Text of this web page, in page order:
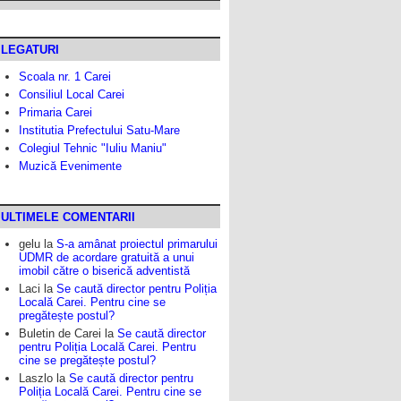
LEGATURI
Scoala nr. 1 Carei
Consiliul Local Carei
Primaria Carei
Institutia Prefectului Satu-Mare
Colegiul Tehnic "Iuliu Maniu"
Muzică Evenimente
ULTIMELE COMENTARII
gelu la S-a amânat proiectul primarului
UDMR de acordare gratuită a unui
imobil către o biserică adventistă
Laci la Se caută director pentru Poliția
Locală Carei. Pentru cine se
pregătește postul?
Buletin de Carei la Se caută director
pentru Poliția Locală Carei. Pentru
cine se pregătește postul?
Laszlo la Se caută director pentru
Poliția Locală Carei. Pentru cine se